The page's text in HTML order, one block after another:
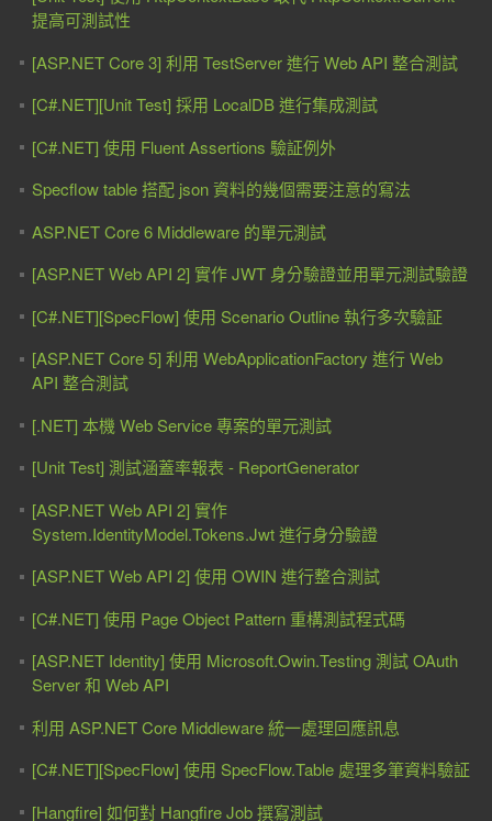
提高可測試性
[ASP.NET Core 3] 利用 TestServer 進行 Web API 整合測試
[C#.NET][Unit Test] 採用 LocalDB 進行集成測試
[C#.NET] 使用 Fluent Assertions 驗証例外
Specflow table 搭配 json 資料的幾個需要注意的寫法
ASP.NET Core 6 Middleware 的單元測試
[ASP.NET Web API 2] 實作 JWT 身分驗證並用單元測試驗證
[C#.NET][SpecFlow] 使用 Scenario Outline 執行多次驗証
[ASP.NET Core 5] 利用 WebApplicationFactory 進行 Web
API 整合測試
[.NET] 本機 Web Service 專案的單元測試
[Unit Test] 測試涵蓋率報表 - ReportGenerator
[ASP.NET Web API 2] 實作
System.IdentityModel.Tokens.Jwt 進行身分驗證
[ASP.NET Web API 2] 使用 OWIN 進行整合測試
[C#.NET] 使用 Page Object Pattern 重構測試程式碼
[ASP.NET Identity] 使用 Microsoft.Owin.Testing 測試 OAuth
Server 和 Web API
利用 ASP.NET Core Middleware 統一處理回應訊息
[C#.NET][SpecFlow] 使用 SpecFlow.Table 處理多筆資料驗証
[Hangfire] 如何對 Hangfire Job 撰寫測試